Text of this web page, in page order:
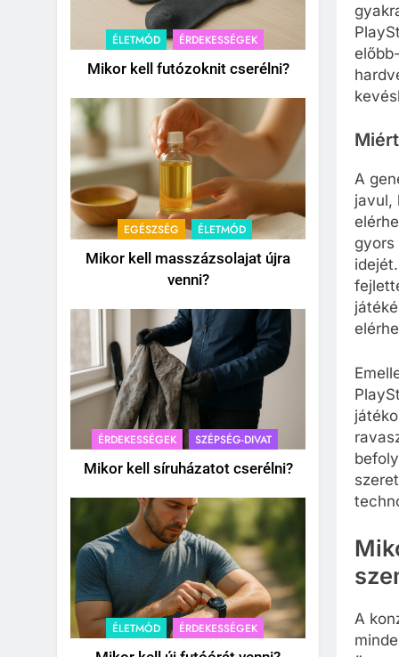
ÉLETMÓD ÉRDEKESSÉGEK
Mikor kell futózoknit cserélni?
EGÉSZSÉG ÉLETMÓD
Mikor kell masszázsolajat újra
venni?
ÉRDEKESSÉGEK SZÉPSÉG-DIVAT
Mikor kell síruházatot cserélni?
ÉLETMÓD ÉRDEKESSÉGEK
A
javul,
gyors
A